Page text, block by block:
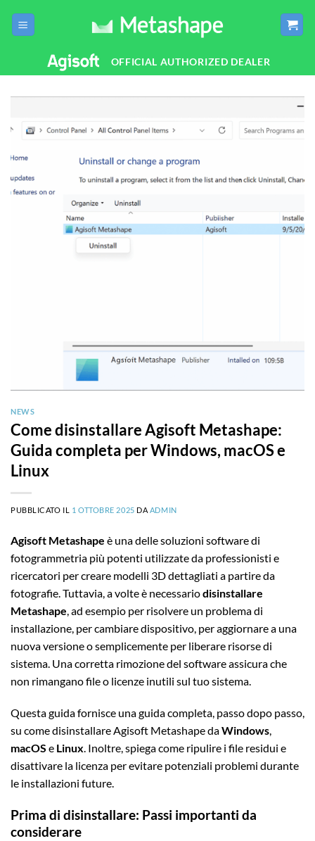
OFFICIAL AUTHORIZED DEALER
NEWS
Come disinstallare Agisoft Metashape:
Guida completa per Windows, macOS e
Linux
PUBBLICATO IL 1 OTTOBRE 2025 DA ADMIN
Agisoft Metashape è una delle soluzioni software di
fotogrammetria più potenti utilizzate da professionisti e
ricercatori per creare modelli 3D dettagliati a partire da
fotografie. Tuttavia, a volte è necessariodisinstallare
Metashape , ad esempio per risolvere un problema di
installazione, per cambiare dispositivo, per aggiornare a una
nuova versione o semplicemente per liberare risorse di
sistema. Una corretta rimozione del software assicura che
non rimangano file o licenze inutili sul tuo sistema.
Questa guida fornisce una guida completa, passo dopo passo,
su come disinstallare Agisoft Metashape daWindows,
macOS e Linux. Inoltre, spiega come ripulire i file residui e
disattivare la licenza per evitare potenziali problemi durante
le installazioni future.
Prima di disinstallare: Passi importanti da
considerare